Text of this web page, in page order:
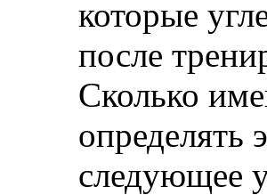
которые
после
Сколько
определять
следующее